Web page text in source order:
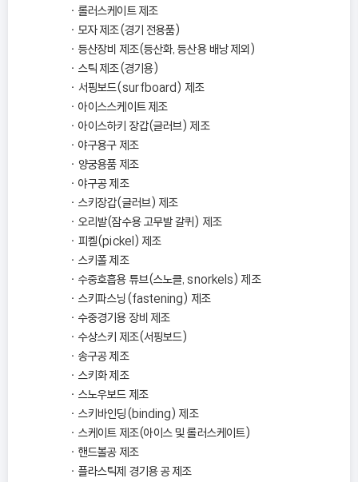
롤러스케이트 제조
모자 제조(경기 전용품)
등산장비 제조(등산화, 등산용 배낭 제외)
스틱 제조(경기용)
서핑보드(surfboard) 제조
아이스스케이트 제조
아이스하키 장갑(글러브) 제조
야구용구 제조
양궁용품 제조
야구공 제조
스키장갑(글러브) 제조
오리발(잠수용 고무발 갈퀴) 제조
피켈(pickel) 제조
스키폴 제조
수중호흡용 튜브(스노클, snorkels) 제조
스키파스닝(fastening) 제조
수중경기용 장비 제조
수상스키 제조(서핑보드)
송구공 제조
스키화 제조
스노우보드 제조
스키바인딩(binding) 제조
스케이트 제조(아이스 및 롤러스케이트)
핸드볼공 제조
플라스틱제 경기용 공 제조